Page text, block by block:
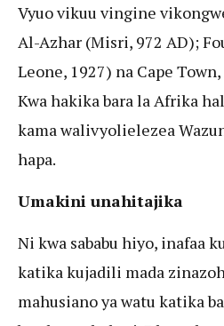
Vyuo vikuu vingine
Al-Azhar (Misri, 972 AD);
Leone, 1927) na Cape
Kwa hakika bara la Afrika
kama walivyolielezea
hapa.
Umakini unahitajika
Ni kwa sababu hiyo, inafaa
katika kujadili mada
mahusiano ya watu katika